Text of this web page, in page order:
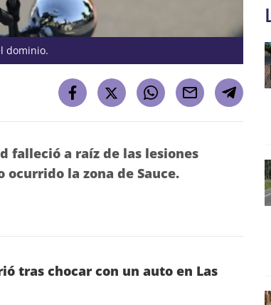
dominio.
falleció a raíz de las lesiones
la zona de Sauce.
tras chocar con un auto en Las